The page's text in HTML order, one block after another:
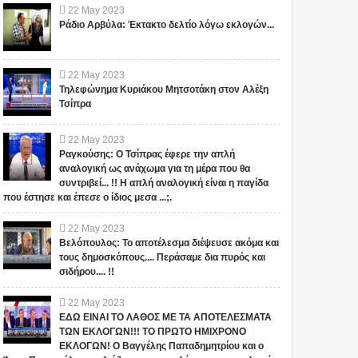
ΓΙΑ ΤΗΝ
ΜΑΣ... ; ΔΕΝ ΤΑ
ΤΥΧΑΙΑ ΣΤΙΣ
οποίο είναι σχετικό
Ωστόσο, αυτό δεν
ότι...
Ιερατική σχέση!(ΒΙΝΤΕΟ)
με το θέμα. Ωστόσο, αυτό δεν
22 May 2023
Ράδιο Αρβύλα: Έκτακτο δελτίο λόγω εκλογών...
22 May 2023
Τηλεφώνημα Κυριάκου Μητσοτάκη στον Αλέξη
Τσίπρα
22 May 2023
Ραγκούσης: Ο Τσίπρας έφερε την απλή
αναλογική ως ανάχωμα για τη μέρα που θα
συντριβεί... !! Η απλή αναλογική είναι η παγίδα
που έστησε και έπεσε ο ίδιος μεσα ...;.
22 May 2023
Βελόπουλος: Το αποτέλεσμα διέψευσε ακόμα και
τους δημοσκόπους.... Περάσαμε δια πυρός και
σιδήρου.... !!
22 May 2023
ΕΔΩ ΕΙΝΑΙ ΤΟ ΛΑΘΟΣ ΜΕ ΤΑ ΑΠΟΤΕΛΕΣΜΑΤΑ
ΤΩΝ ΕΚΛΟΓΩΝ!!! ΤΟ ΠΡΩΤΟ ΗΜΙΧΡΟΝΟ
ΕΚΛΟΓΩΝ! Ο Βαγγέλης Παπαδημητρίου και ο